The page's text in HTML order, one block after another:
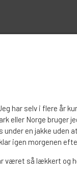
har selv i flere år
eller Norge bruger
en jakke uden
igen morgenen
været så lækkert og